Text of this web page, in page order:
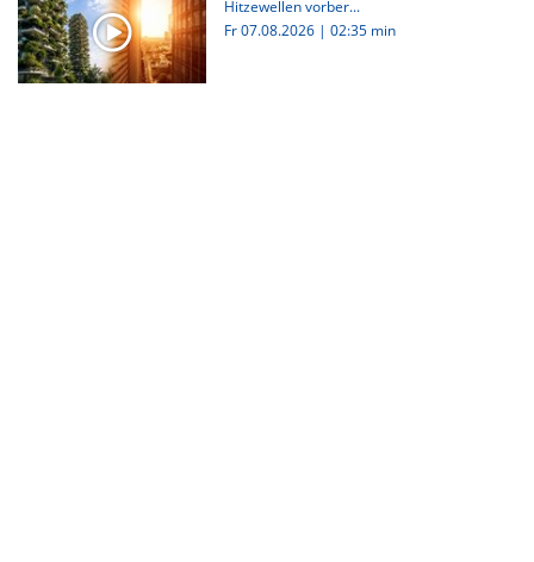
Hitzewellen vorber...
Fr 07.08.2026 | 02:35 min